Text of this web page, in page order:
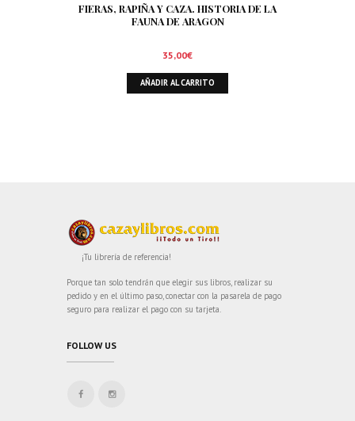
FIERAS, RAPIÑA Y CAZA. HISTORIA DE LA
FAUNA DE ARAGON
35,00€
AÑADIR AL CARRITO
¡Tu librería de referencia!
Porque tan solo tendrán que elegir sus libros, realizar su
pedido y en el último paso, conectar con la pasarela de pago
seguro para realizar el pago con su tarjeta.
FOLLOW US